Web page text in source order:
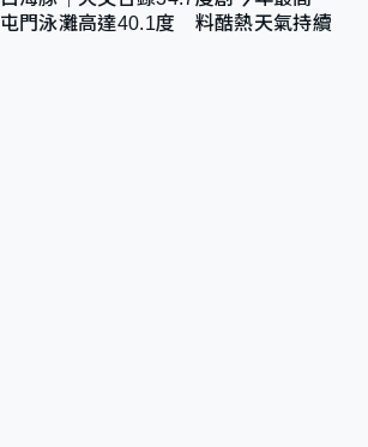
屯門泳灘高達40.1度 料酷熱天氣持續